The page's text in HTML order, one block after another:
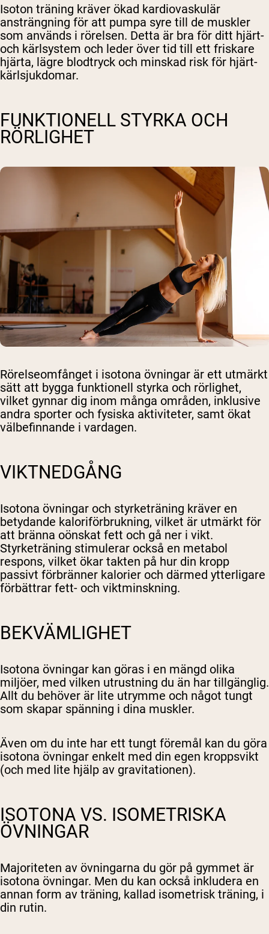
Isoton träning kräver ökad kardiovaskulär
ansträngning för att pumpa syre till de muskler
som används i rörelsen. Detta är bra för ditt hjärt-
och kärlsystem och leder över tid till ett friskare
hjärta, lägre blodtryck och minskad risk för hjärt-
kärlsjukdomar.
FUNKTIONELL STYRKA OCH
RÖRLIGHET
Rörelseomfånget i isotona övningar är ett utmärkt
sätt att bygga funktionell styrka och rörlighet,
vilket gynnar dig inom många områden, inklusive
andra sporter och fysiska aktiviteter, samt ökat
välbefinnande i vardagen.
VIKTNEDGÅNG
Isotona övningar och styrketräning kräver en
betydande kaloriförbrukning, vilket är utmärkt för
att bränna oönskat fett och gå ner i vikt.
Styrketräning stimulerar också en metabol
respons, vilket ökar takten på hur din kropp
passivt förbränner kalorier och därmed ytterligare
förbättrar fett- och viktminskning.
BEKVÄMLIGHET
Isotona övningar kan göras i en mängd olika
miljöer, med vilken utrustning du än har tillgänglig.
Allt du behöver är lite utrymme och något tungt
som skapar spänning i dina muskler.
Även om du inte har ett tungt föremål kan du göra
isotona övningar enkelt med din egen kroppsvikt
(och med lite hjälp av gravitationen).
ISOTONA VS. ISOMETRISKA
ÖVNINGAR
Majoriteten av övningarna du gör på gymmet är
isotona övningar. Men du kan också inkludera en
annan form av träning, kallad isometrisk träning, i
din rutin.